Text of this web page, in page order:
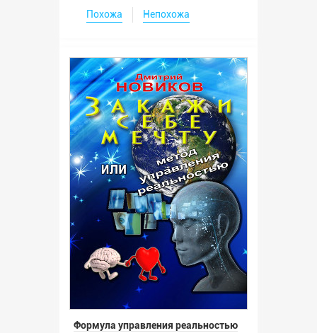
Похожа Непохожа
Формула управления реальностью